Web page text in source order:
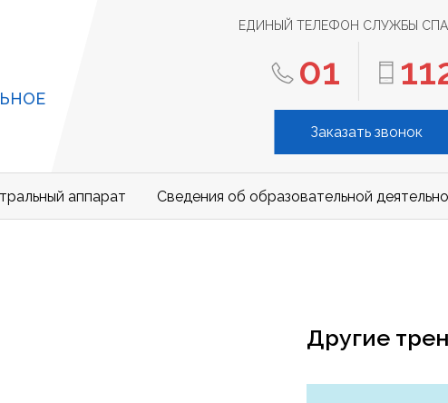
ЕДИНЫЙ ТЕЛЕФОН СЛУЖБЫ
01
Заказать звонок
аппарат Сведения об образовательной
Другие